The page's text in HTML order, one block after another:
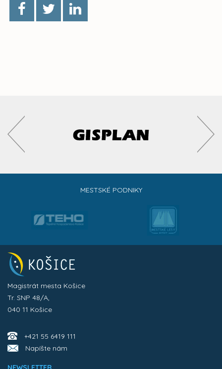
MESTSKÉ PODNIKY
Magistrát mesta Košice
Tr. SNP 48/A,
040 11 Košice
+421 55 6419 111
Napíšte nám